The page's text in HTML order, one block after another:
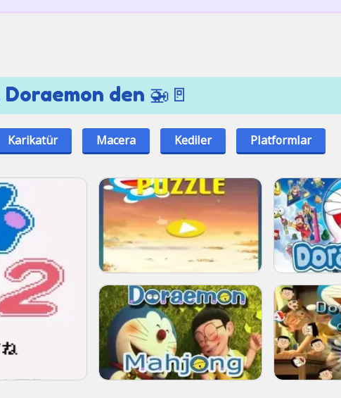
den 🚁🚪
Karikatür Macera Kediler Platformlar